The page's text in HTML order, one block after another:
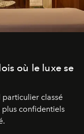
où le luxe se
particulier classé
plus confidentiels